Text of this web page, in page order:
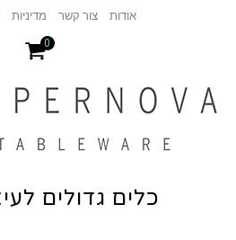
אודות צור קשר מדיניות
0
כלים גדולים